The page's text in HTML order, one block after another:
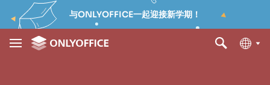
与ONLYOFFICE一起迎接新学期！